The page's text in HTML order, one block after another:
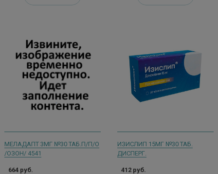
МЕЛАДАПТ 3МГ №30 ТАБ.П/П/О
/ОЗОН/ 4541
664 руб.
ИЗИСЛИП 15МГ №30 ТАБ.
ДИСПЕРГ.
412 руб.